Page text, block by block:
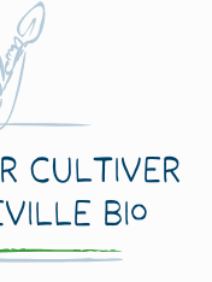
cultiver
Bio